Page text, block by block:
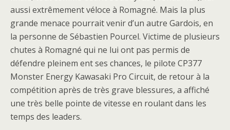
aussi extrêmement véloce à Romagné. Mais la plus
grande menace pourrait venir d’un autre Gardois, en
la personne de Sébastien Pourcel. Victime de plusieurs
chutes à Romagné qui ne lui ont pas permis de
défendre pleinem ent ses chances, le pilote CP377
Monster Energy Kawasaki Pro Circuit, de retour à la
compétition après de très grave blessures, a affiché
une très belle pointe de vitesse en roulant dans les
temps des leaders.